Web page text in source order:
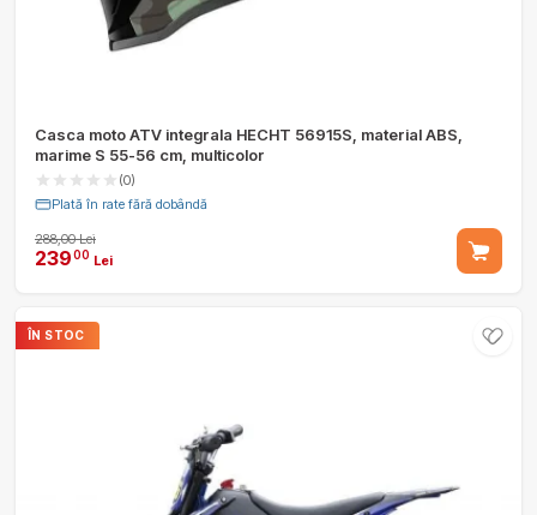
Casca moto ATV integrala HECHT 56915S, material ABS,
marime S 55-56 cm, multicolor
(0)
Plată în rate fără dobândă
288,00 Lei
23900 Lei
ÎN STOC